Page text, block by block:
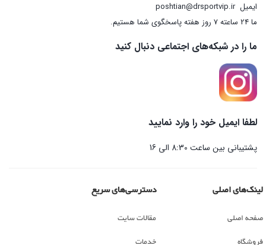
ایمیلposhtian@drsportvip.ir
ما 24 ساعته 7 روز هفته پاسخگوی شما هستیم.
ما را در شبکه‌های اجتماعی دنبال کنید
لطفا ایمیل خود را وارد نمایید
پشتیبانی بین ساعت 8:30 الی 16
لینک‌های اصلی
صفحه اصلی
فروشگاه
دسترسی‌های سریع
مقالات سایت
خدمات